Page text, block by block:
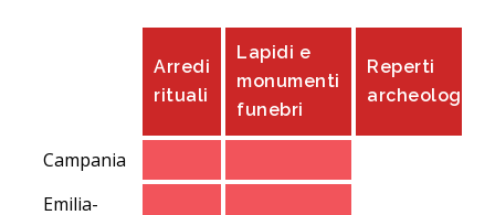
Arredi
rituali
Lapidi e
monumenti
funebri
Reperti
archeologici
Campania
Emilia-